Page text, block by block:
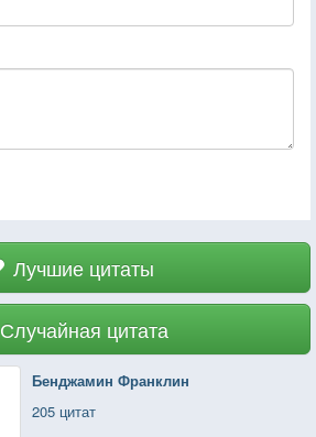
Лучшие цитаты
Случайная цитата
Бенджамин Франклин
205 цитат